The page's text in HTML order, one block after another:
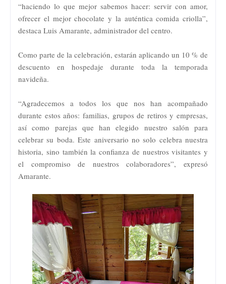
“haciendo lo que mejor sabemos hacer: servir con amor,
ofrecer el mejor chocolate y la auténtica comida criolla”,
destaca Luis Amarante, administrador del centro.
Como parte de la celebración, estarán aplicando un 10 % de
descuento en hospedaje durante toda la temporada
navideña.
“Agradecemos a todos los que nos han acompañado
durante estos años: familias, grupos de retiros y empresas,
así como parejas que han elegido nuestro salón para
celebrar su boda. Este aniversario no solo celebra nuestra
historia, sino también la confianza de nuestros visitantes y
el compromiso de nuestros colaboradores”, expresó
Amarante.